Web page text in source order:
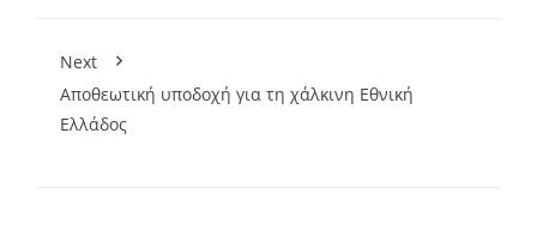
Next
Αποθεωτική υποδοχή για τη χάλκινη Εθνική
Ελλάδος